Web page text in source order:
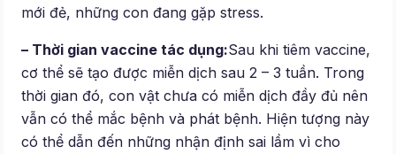
mới đẻ, những con đang gặp stress.
– Thời gian vaccine tác dụng:Sau khi tiêm vaccine,
cơ thể sẽ tạo được miễn dịch sau 2 – 3 tuần. Trong
thời gian đó, con vật chưa có miễn dịch đầy đủ nên
vẫn có thể mắc bệnh và phát bệnh. Hiện tượng này
có thể dẫn đến những nhận định sai lầm vì cho